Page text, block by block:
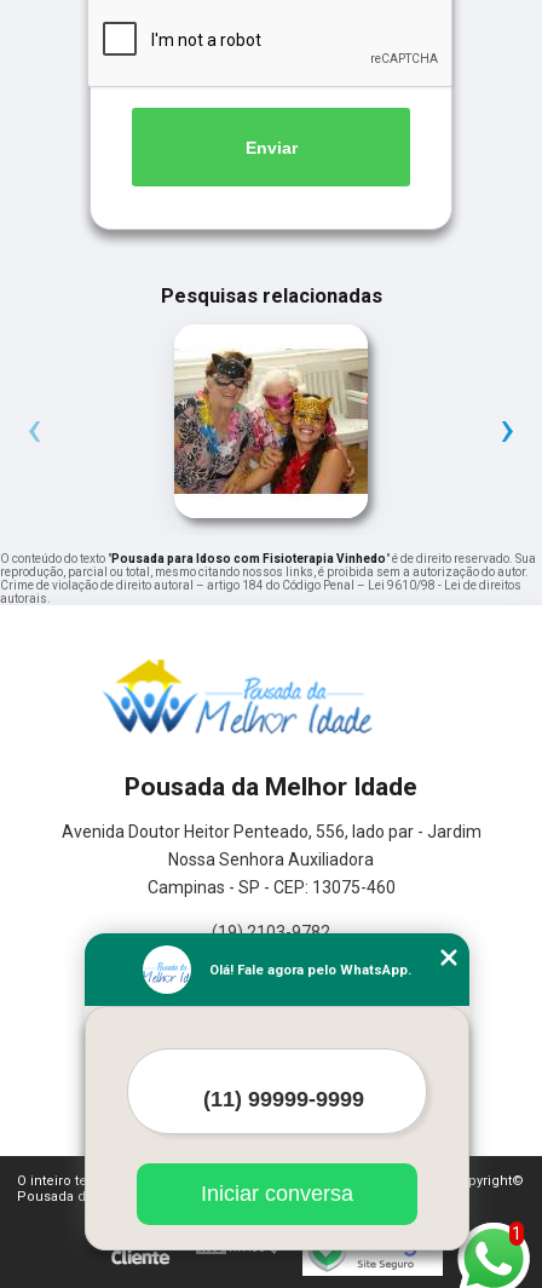
Enviar
Pesquisas relacionadas
‹ ›
O conteúdo do texto "Pousada para Idoso com Fisioterapia Vinhedo" é de direito reservado. Sua
reprodução, parcial ou total, mesmo citando nossos links, é proibida sem a autorização do autor.
Crime de violação de direito autoral – artigo 184 do Código Penal – Lei 9610/98 - Lei de direitos
autorais.
Pousada da Melhor Idade
Avenida Doutor Heitor Penteado, 556, lado par - Jardim
Nossa Senhora Auxiliadora
Campinas - SP - CEP: 13075-460
(19) 2103-9782
(19) 3367-2591
Home
Mapa do site
Mais Serviços
O inteiro teor deste site está sujeito à proteção de direitos autorais. Copyright©
Pousada da Melhor Idade (Lei 9610 de 19/02/1998)
1
Olá! Fale agora pelo WhatsApp.
Iniciar conversa